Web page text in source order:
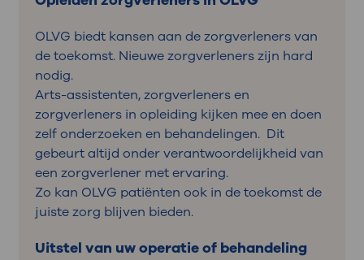
OLVG biedt kansen aan de zorgverleners van
de toekomst. Nieuwe zorgverleners zijn hard
nodig.
Arts-assistenten, zorgverleners en
zorgverleners in opleiding kijken mee en doen
zelf onderzoeken en behandelingen. Dit
gebeurt altijd onder verantwoordelijkheid van
een zorgverlener met ervaring.
Zo kan OLVG patiënten ook in de toekomst de
juiste zorg blijven bieden.
Uitstel van uw operatie of behandeling